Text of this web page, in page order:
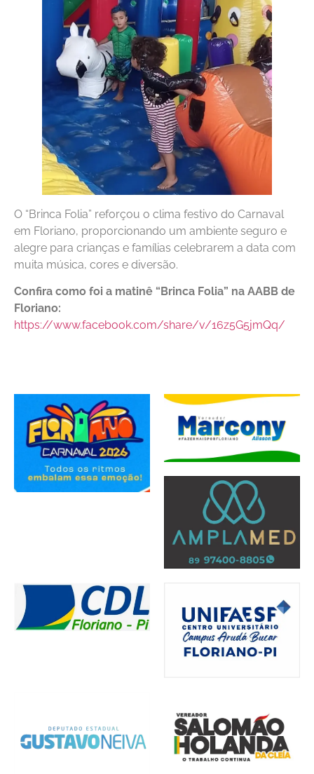
O “Brinca Folia” reforçou o clima festivo do Carnaval
em Floriano, proporcionando um ambiente seguro e
alegre para crianças e famílias celebrarem a data com
muita música, cores e diversão.
Confira como foi a matinê “Brinca Folia” na AABB de
Floriano:
https://www.facebook.com/share/v/16z5G5jmQq/